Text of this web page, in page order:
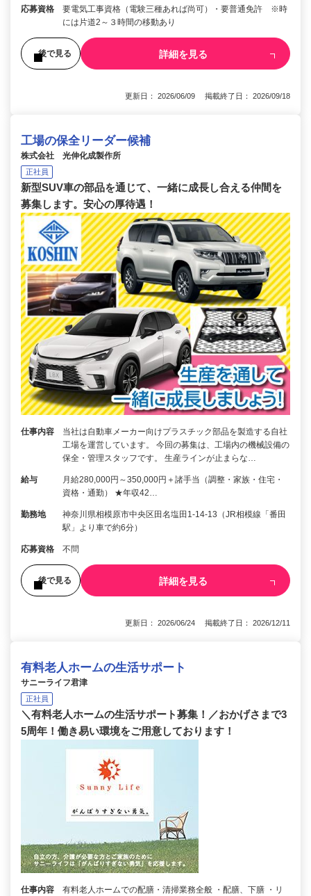
応募資格
要電気工事資格（電験三種あれば尚可）・要普通免許 ※時
には片道2～３時間の移動あり
後で見る 詳細を見る
更新日： 2026/06/09 掲載終了日： 2026/09/18
工場の保全リーダー候補
株式会社 光伸化成製作所
正社員
新型SUV車の部品を通じて、一緒に成長し合える仲間を
募集します。安心の厚待遇！
仕事内容
当社は自動車メーカー向けプラスチック部品を製造する自社
工場を運営しています。 今回の募集は、工場内の機械設備の
保全・管理スタッフです。 生産ラインが止まらな…
給与
月給280,000円～350,000円＋諸手当（調整・家族・住宅・
資格・通勤） ★年収42…
勤務地
神奈川県相模原市中央区田名塩田1-14-13（JR相模線「番田
駅」より車で約6分）
応募資格 不問
後で見る 詳細を見る
更新日： 2026/06/24 掲載終了日： 2026/12/11
有料老人ホームの生活サポート
サニーライフ君津
正社員
＼有料老人ホームの生活サポート募集！／おかげさまで3
5周年！働き易い環境をご用意しております！
仕事内容
有料老人ホームでの配膳・清掃業務全般 ・配膳、下膳 ・リ